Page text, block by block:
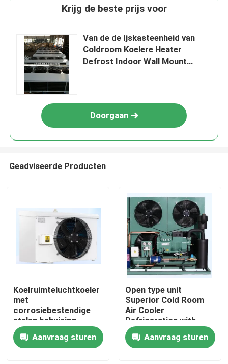
Krijg de beste prijs voor
Van de de Ijskasteenheid van
Coldroom Koelere Heater
Defrost Indoor Wall Mount
Doorgaan
Geadviseerde Producten
Koelruimteluchtkoeler
met
corrosiebestendige
stalen behuizing,
dubbellagig
waterbakje en
warmtewisselaarpijp
Aanvraag sturen
Open type unit
Superior Cold Room
Air Cooler
Refrigeration with
Bitzer Compressor
Comprehensive
Product Line for Wide
Aanvraag sturen